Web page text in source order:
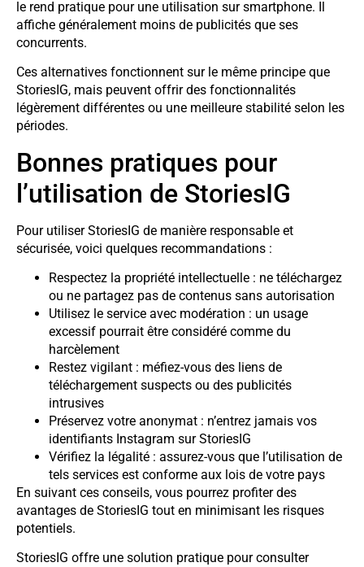
le rend pratique pour une utilisation sur smartphone. Il
affiche généralement moins de publicités que ses
concurrents.
Ces alternatives fonctionnent sur le même principe que
StoriesIG, mais peuvent offrir des fonctionnalités
légèrement différentes ou une meilleure stabilité selon les
périodes.
Bonnes pratiques pour
l’utilisation de StoriesIG
Pour utiliser StoriesIG de manière responsable et
sécurisée, voici quelques recommandations :
Respectez la propriété intellectuelle : ne téléchargez
ou ne partagez pas de contenus sans autorisation
Utilisez le service avec modération : un usage
excessif pourrait être considéré comme du
harcèlement
Restez vigilant : méfiez-vous des liens de
téléchargement suspects ou des publicités
intrusives
Préservez votre anonymat : n’entrez jamais vos
identifiants Instagram sur StoriesIG
Vérifiez la légalité : assurez-vous que l’utilisation de
tels services est conforme aux lois de votre pays
En suivant ces conseils, vous pourrez profiter des
avantages de StoriesIG tout en minimisant les risques
potentiels.
StoriesIG offre une solution pratique pour consulter